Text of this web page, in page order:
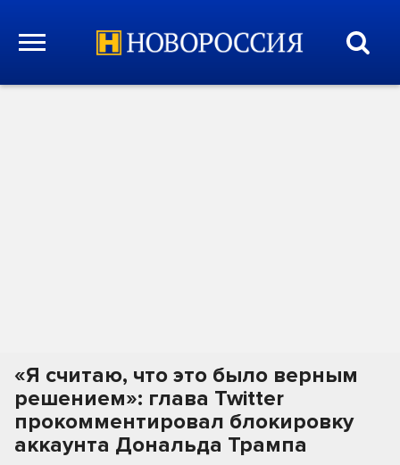
«Я считаю, что это было верным
решением»: глава Twitter
прокомментировал блокировку
аккаунта Дональда Трампа